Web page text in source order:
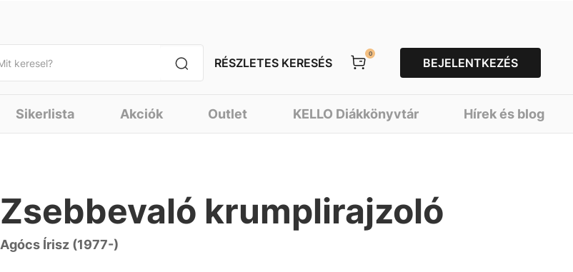
RÉSZLETES KERESÉS
0
BEJELENTKEZÉS
Sikerlista Akciók Outlet KELLO Diákkönyvtár Hírek és blog
Zsebbevaló krumplirajzoló
Agócs Írisz (1977-)